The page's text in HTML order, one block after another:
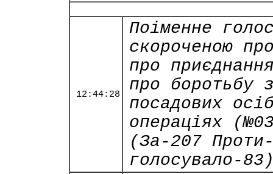
12:44:28
Поіменне
скороченою
про
про боротьбу
посадових
операціях
(За-207
голосувало-